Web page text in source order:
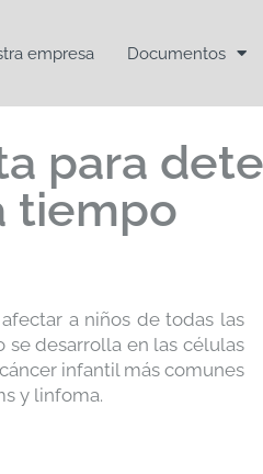
empresa Documentos
para
tiempo
a niños de todas las
se desarrolla en las células
infantil más comunes
y linfoma.